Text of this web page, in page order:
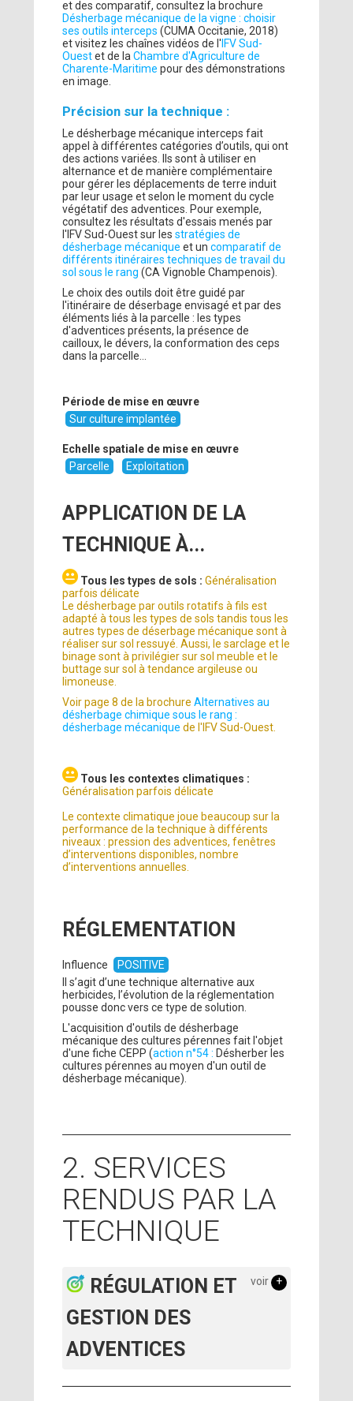
et des comparatif, consultez la brochure
Désherbage mécanique de la vigne : choisir
ses outils interceps (CUMA Occitanie, 2018)
et visitez les chaînes vidéos de l' IFV Sud-
Ouestet de laChambre d'Agriculture de
Charente-Maritime pour des démonstrations
en image.
Précision sur la technique :
Le désherbage mécanique interceps fait
appel à différentes catégories d’outils, qui ont
des actions variées. Ils sont à utiliser en
alternance et de manière complémentaire
pour gérer les déplacements de terre induit
par leur usage et selon le moment du cycle
végétatif des adventices. Pour exemple,
consultez les résultats d'essais menés par
l'IFV Sud-Ouest sur lesstratégies de
désherbage mécanique et uncomparatif de
différents itinéraires techniques de travail du
sol sous le rang (CA Vignoble Champenois).
Le choix des outils doit être guidé par
l'itinéraire de déserbage envisagé et par des
éléments liés à la parcelle : les types
d'adventices présents, la présence de
cailloux, le dévers, la conformation des ceps
dans la parcelle...
Période de mise en œuvre
Sur culture implantée
Echelle spatiale de mise en œuvre
Parcelle
Exploitation
APPLICATION DE LA
TECHNIQUE À...
Tous les types de sols :Généralisation
parfois délicate
Le désherbage par outils rotatifs à fils est
adapté à tous les types de sols tandis tous les
autres types de déserbage mécanique sont à
réaliser sur sol ressuyé. Aussi, le sarclage et le
binage sont à privilégier sur sol meuble et le
buttage sur sol à tendance argileuse ou
limoneuse.
Voir page 8 de la brochureAlternatives au
désherbage chimique sous le rang :
désherbage mécanique de l'IFV Sud-Ouest.
Tous les contextes climatiques :
Généralisation parfois délicate
Le contexte climatique joue beaucoup sur la
performance de la technique à différents
niveaux : pression des adventices, fenêtres
d’interventions disponibles, nombre
d’interventions annuelles.
RÉGLEMENTATION
Influence
POSITIVE
Il s’agit d’une technique alternative aux
herbicides, l’évolution de la réglementation
pousse donc vers ce type de solution.
L'acquisition d'outils de désherbage
mécanique des cultures pérennes fait l'objet
d'une fiche CEPP (action n°54 : Désherber les
cultures pérennes au moyen d'un outil de
désherbage mécanique).
2. SERVICES
RENDUS PAR LA
TECHNIQUE
voir +
RÉGULATION ET
GESTION DES
ADVENTICES